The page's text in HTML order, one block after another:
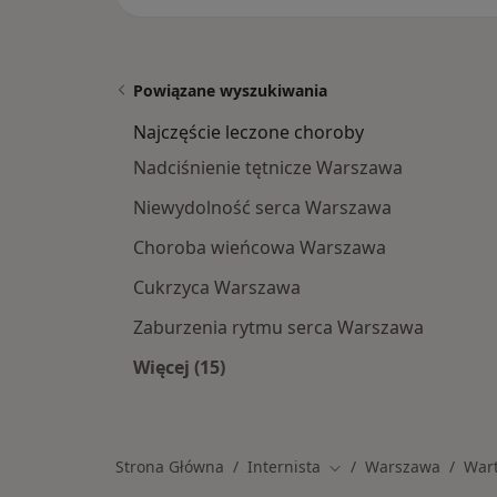
Powiązane wyszukiwania
Najczęście leczone choroby
Nadciśnienie tętnicze Warszawa
Niewydolność serca Warszawa
Choroba wieńcowa Warszawa
Cukrzyca Warszawa
Zaburzenia rytmu serca Warszawa
Więcej (15)
Strona Główna Internista Zmień miasto
Warszawa